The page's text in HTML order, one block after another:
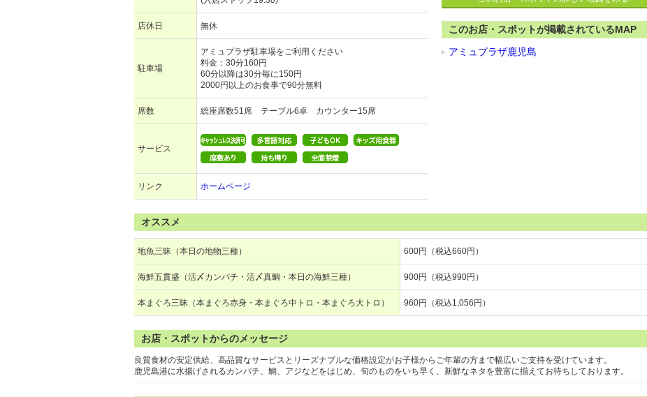
店休日 無休
駐車場
アミュプラザ駐車場をご利用ください
料金：30分160円
60分以降は30分毎に150円
2000円以上のお食事で90分無料
席数 総座席数51席 テーブル6卓 カウンター15席
サービス
リンク ホームページ
このお店・スポットが掲載されているMAP
アミュプラザ鹿児島
オススメ
地魚三昧（本日の地物三種） 600円（税込660円）
海鮮五貫盛（活〆カンパチ・活〆真鯛・本日の海鮮三種） 900円（税込990円）
本まぐろ三昧（本まぐろ赤身・本まぐろ中トロ・本まぐろ大トロ） 960円（税込1,056円）
お店・スポットからのメッセージ
良質食材の安定供給、高品質なサービスとリーズナブルな価格設定がお子様からご年輩の方まで幅広いご支持を受けています。
鹿児島港に水揚げされるカンパチ、鯛、アジなどをはじめ、旬のものをいち早く、新鮮なネタを豊富に揃えてお待ちしております。